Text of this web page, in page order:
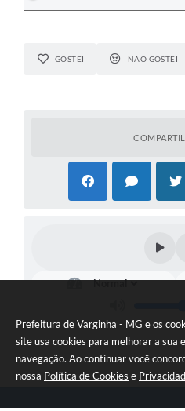
Prefeitura de Varginha - MG e os
site usa cookies para melhorar a sua
navegação. Ao continuar você
nossa Política de Cookies e
GOSTEI NÃO GOSTEI